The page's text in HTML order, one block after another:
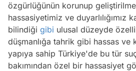
özgürlüğünün korunup
hassasiyetimiz ve duyarlılığımız
bilindiği gibi ulusal düzeyde
düşmanlığa tahrik gibi hassas ve
yapıya sahip Türkiye'de bu tür
bakımından özel bir hassasiyet